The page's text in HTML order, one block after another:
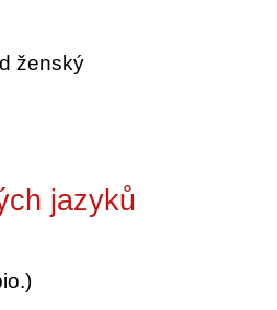
ženský
jazyků